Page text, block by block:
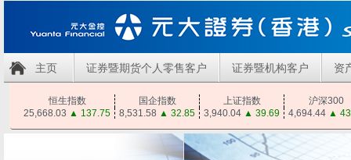
主页 证券暨期货个人零售客户 证券暨机构客户 资
恒生指数 国企指数 上证指数
沪深300
25,668.03 ▲ 137.75 8,531.58 ▲ 32.85 3,940.04 ▲ 39.69 4,694.44 ▲